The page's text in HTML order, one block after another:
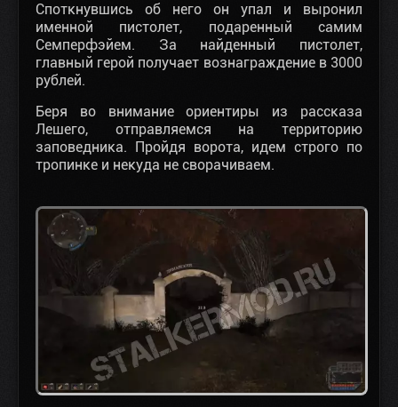
Споткнувшись об него он упал и выронил
именной пистолет, подаренный самим
Семперфэйем. За найденный пистолет,
главный герой получает вознаграждение в 3000
рублей.
Беря во внимание ориентиры из рассказа
Лешего, отправляемся на территорию
заповедника. Пройдя ворота, идем строго по
тропинке и некуда не сворачиваем.